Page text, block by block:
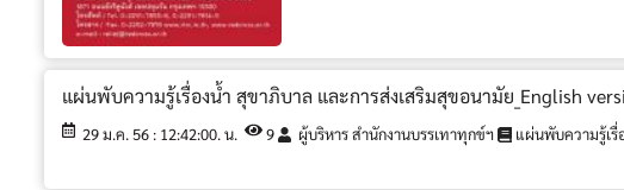
แผ่นพับความรู้เรื่องน้ำ สุขาภิบาล และการส่งเสริมสุขอนามัย_English
29 ม.ค. 56 : 12:42:00. น. 9 ผู้บริหาร สำนักงานบรรเทาทุกข์ฯ แผ่นพับความรู้เรื่